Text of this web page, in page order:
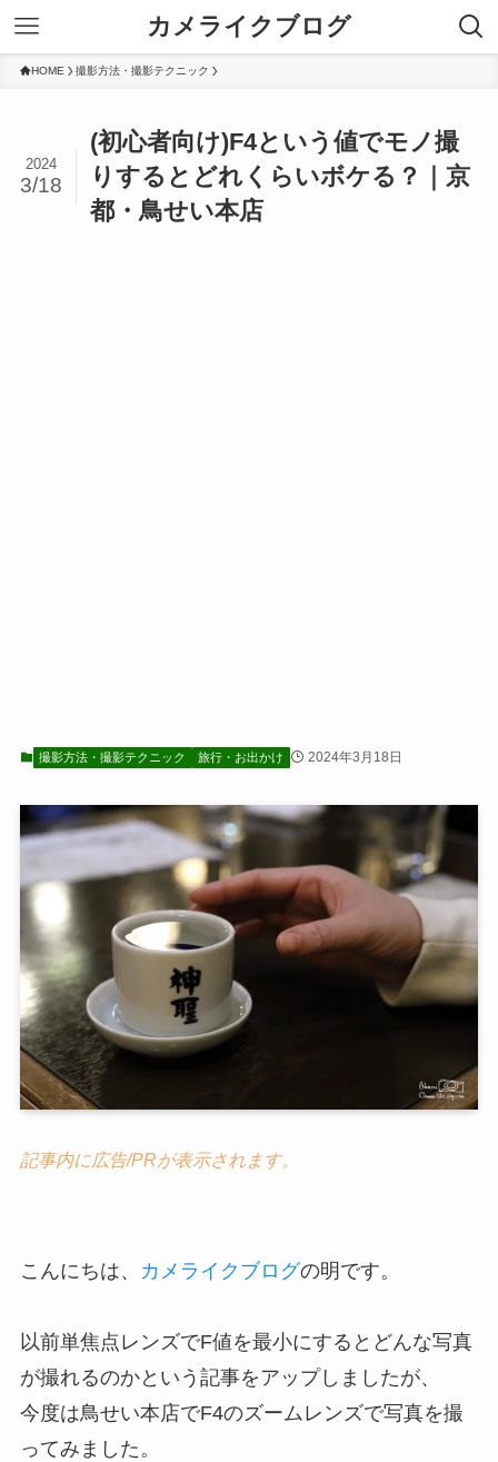
カメライクブログ
HOME 撮影方法・撮影テクニック
(初心者向け)F4という値でモノ撮
りするとどれくらいボケる？｜京
都・鳥せい本店
2024
3/18
撮影方法・撮影テクニック 旅行・お出かけ 2024年3月18日
記事内に広告/PRが表示されます。
こんにちは、 カメライクブログの明です。
以前単焦点レンズでF値を最小にするとどんな写真
が撮れるのかという記事をアップしましたが、
今度は鳥せい本店でF4のズームレンズで写真を撮
ってみました。